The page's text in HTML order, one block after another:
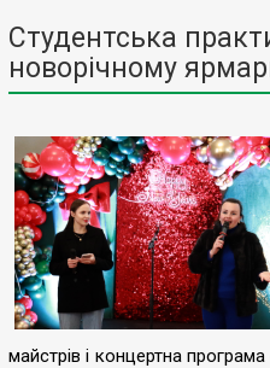
Студентська
новорічному
майстрів і концертна